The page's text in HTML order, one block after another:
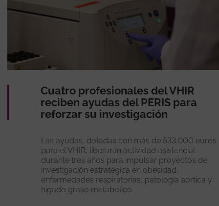
Cuatro profesionales del VHIR
reciben ayudas del PERIS para
reforzar su investigación
Las ayudas, dotadas con más de 533.000 euros
para el VHIR, liberarán actividad asistencial
durante tres años para impulsar proyectos de
investigación estratégica en obesidad,
enfermedades respiratorias, patología aórtica y
hígado graso metabólico.